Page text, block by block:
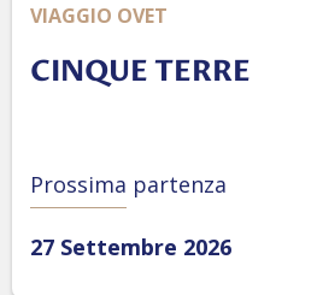
VIAGGIO OVET
CINQUE TERRE
Prossima partenza
27 Settembre 2026